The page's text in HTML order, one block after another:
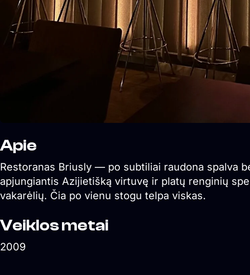
Apie
Restoranas Briusly — po subtiliai raudona spalva
apjungiantis Azijietišką virtuvę ir platų renginių
vakarėlių. Čia po vienu stogu telpa viskas.
Veiklos metai
2009